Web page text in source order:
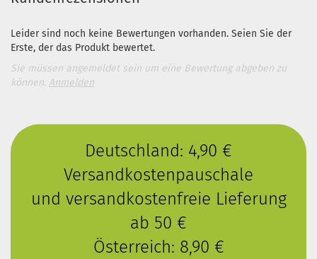
Leider sind noch keine Bewertungen vorhanden. Seien Sie der
Erste, der das Produkt bewertet.
Sie müssen angemeldet sein um eine Bewertung abgeben zu
können. Anmelden
Deutschland: 4,90 €
Versandkostenpauschale
und versandkostenfreie Lieferung
ab 50 €
Österreich: 8,90 €